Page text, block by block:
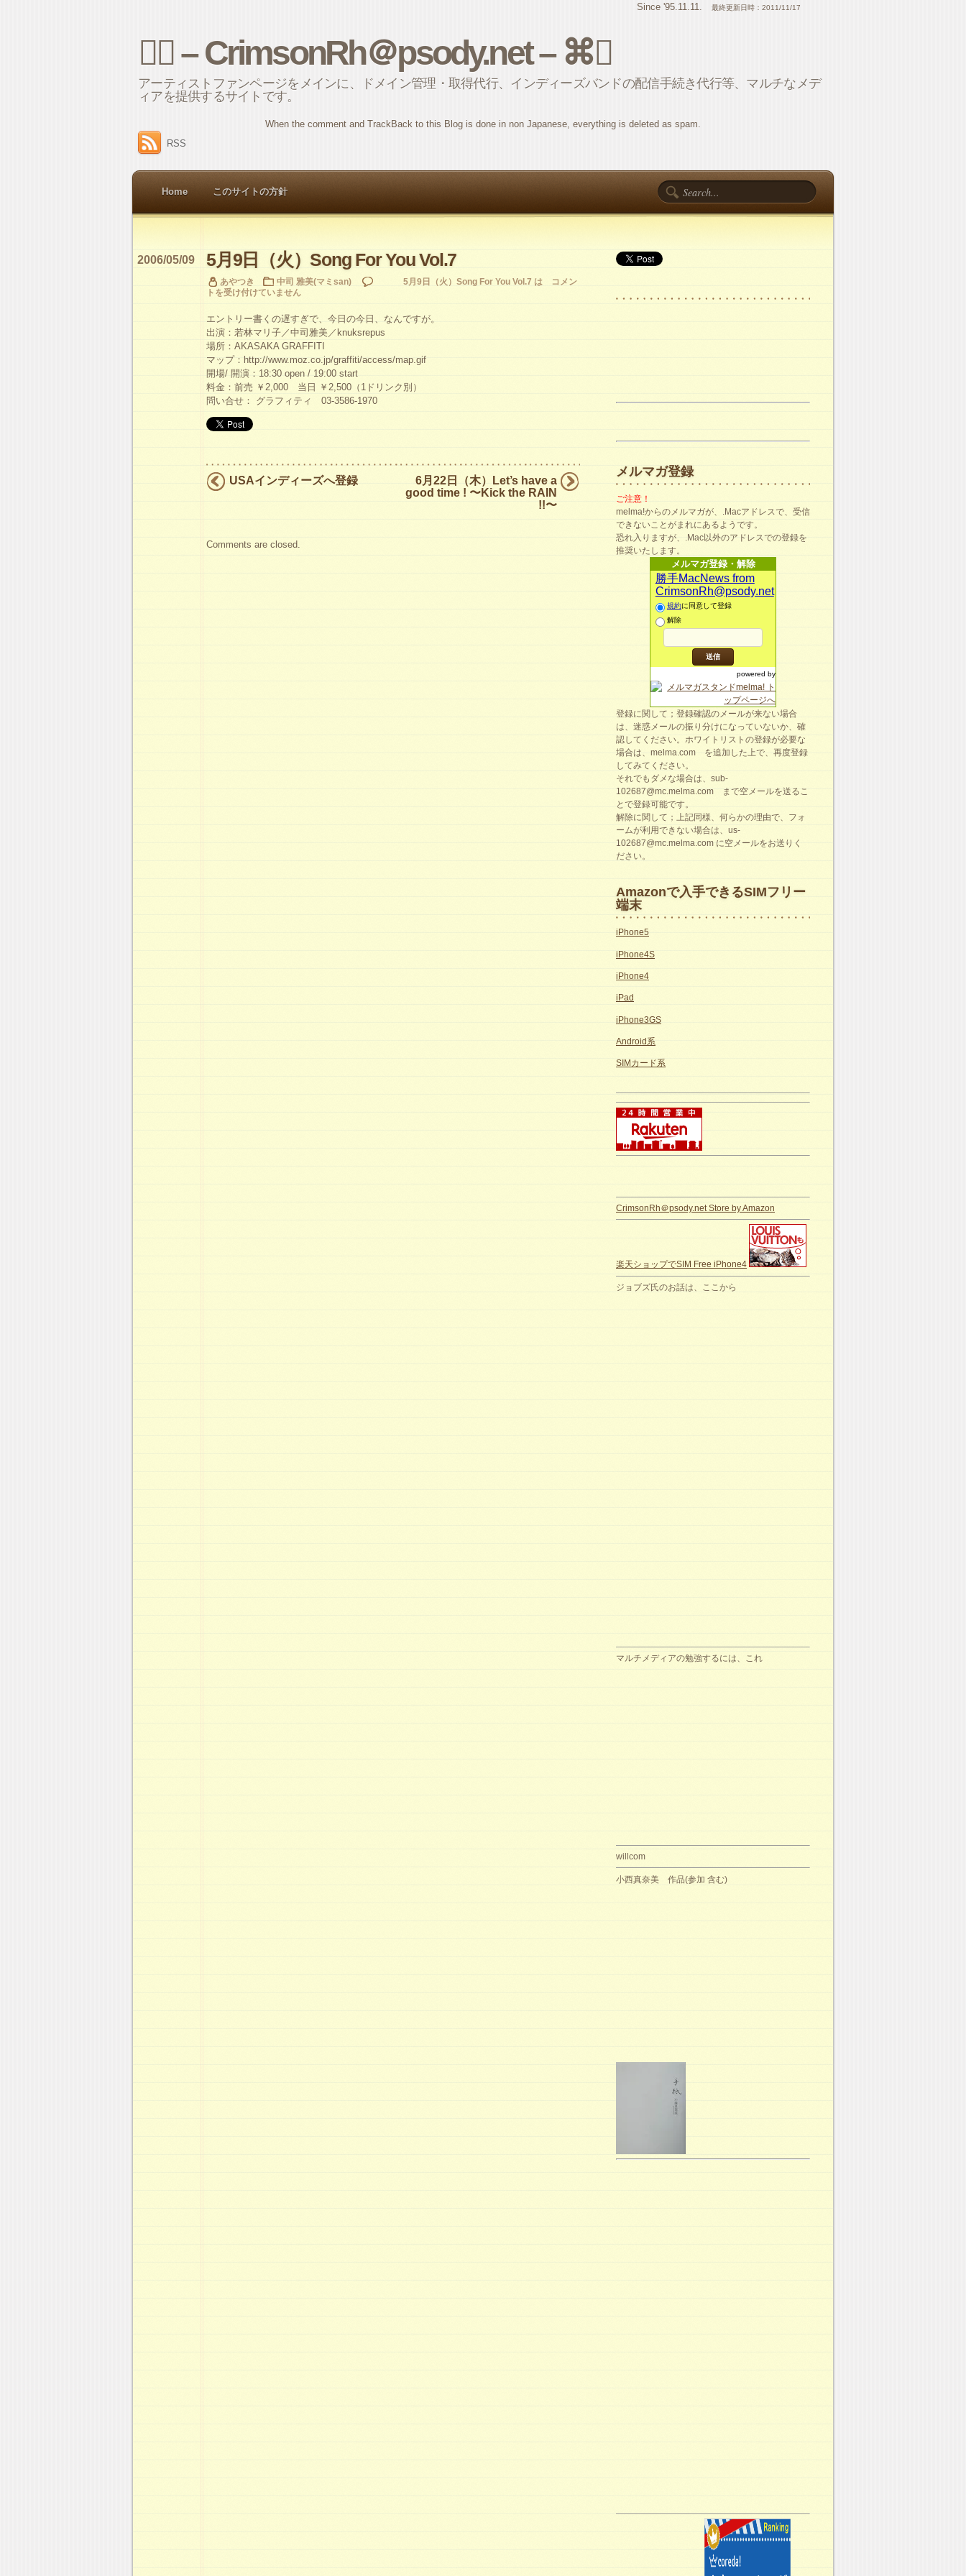
Since '95.11.11. 最終更新日時：2011/11/17
⌘ – CrimsonRh＠psody.net – ⌘
アーティストファンページをメインに、ドメイン管理・取得代行、インディーズバンドの配信手続き代行等、マルチなメデ
ィアを提供するサイトです。
When the comment and TrackBack to this Blog is done in non Japanese, everything is deleted as spam.
RSS
Home このサイトの方針
5月9日（火）Song For You Vol.7
2006/05/09
あやつき 中司 雅美(マミsan) 5月9日（火）Song For You Vol.7 は
コメン
トを受け付けていません
エントリー書くの遅すぎで、今日の今日、なんですが。
出演：若林マリ子／中司雅美／knuksrepus
場所：AKASAKA GRAFFITI
マップ：http://www.moz.co.jp/graffiti/access/map.gif
開場/ 開演：18:30 open / 19:00 start
料金：前売 ￥2,000 当日 ￥2,500（1ドリンク別）
問い合せ： グラフィティ 03-3586-1970
USAインディーズへ登録
6月22日（木）Let’s have a
good time ! 〜Kick the RAIN
!!〜
Comments are closed.
メルマガ登録
ご注意！
melma!からのメルマガが、.Macアドレスで、受信
できないことがまれにあるようです。
恐れ入りますが、.Mac以外のアドレスでの登録を
推奨いたします。
メルマガ登録・解除
勝手MacNews from
CrimsonRh@psody.net
規約に同意して登録
解除
powered by
登録に関して；登録確認のメールが来ない場合
は、迷惑メールの振り分けになっていないか、確
認してください。ホワイトリストの登録が必要な
場合は、melma.com を追加した上で、再度登録
してみてください。
それでもダメな場合は、sub-
102687@mc.melma.com まで空メールを送るこ
とで登録可能です。
解除に関して；上記同様、何らかの理由で、フォ
ームが利用できない場合は、us-
102687@mc.melma.com に空メールをお送りく
ださい。
Amazonで入手できるSIMフリー
端末
iPhone5
iPhone4S
iPhone4
iPad
iPhone3GS
Android系
SIMカード系
CrimsonRh＠psody.net Store by Amazon
楽天ショップでSIM Free iPhone4
ジョブズ氏のお話は、ここから
マルチメディアの勉強するには、これ
willcom
小西真奈美 作品(参加 含む)